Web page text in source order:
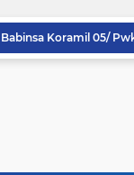
Babinsa Koptu K.